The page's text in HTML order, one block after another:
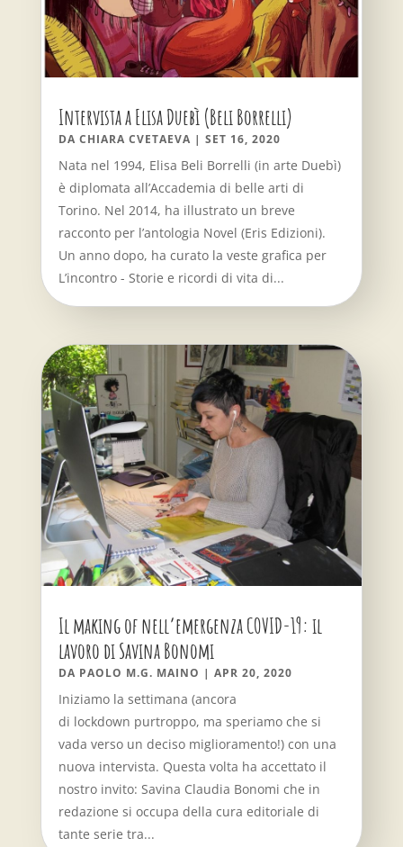
Intervista a Elisa Duebì (Beli Borrelli)
DA CHIARA CVETAEVA | SET 16, 2020
Nata nel 1994, Elisa Beli Borrelli (in arte Duebì)
è diplomata all’Accademia di belle arti di
Torino. Nel 2014, ha illustrato un breve
racconto per l’antologia Novel (Eris Edizioni).
Un anno dopo, ha curato la veste grafica per
L’incontro - Storie e ricordi di vita di...
Il making of nell’emergenza COVID-19: il
lavoro di Savina Bonomi
DA PAOLO M.G. MAINO | APR 20, 2020
Iniziamo la settimana (ancora
di lockdown purtroppo, ma speriamo che si
vada verso un deciso miglioramento!) con una
nuova intervista. Questa volta ha accettato il
nostro invito: Savina Claudia Bonomi che in
redazione si occupa della cura editoriale di
tante serie tra...